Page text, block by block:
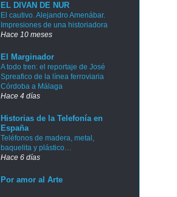
EL DIVAN DE NUR
El cautivo. Alejandro Amenábar.
Impresiones de una historiadora
Hace 10 meses
El Marginador
A todo tren: el reportaje de José
Spreafico de la línea ferroviaria
Córdoba a Málaga
Hace 4 días
Historias de la Telefonía en
España
Teléfonos de madera, metal,
baquelita y plástico…
Hace 6 días
Por amor al Arte